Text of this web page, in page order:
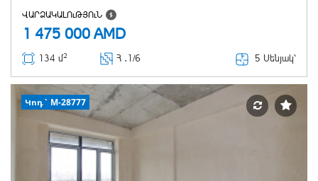
ՎԱՐՁԱԿԱԼՈւԹՅՈւՆ
1 475 000 AMD
134 մ2 Հ ․ 1/6 5 Սենյակ՝
Կոդ` M-28777